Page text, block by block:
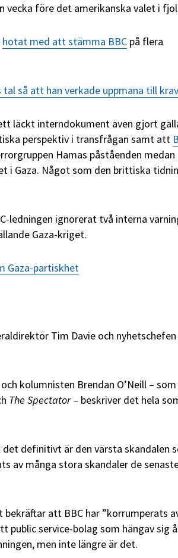
vecka före det amerikanska valet i
hotat med att stämma BBC på flera
så att han verkade uppmana till
läckt interndokument även gjort
perspektiv i transfrågan samt att
Hamas påståenden medan
i Gaza. Något som den brittiska
ledningen ignorerat två interna
Gaza-kriget.
Gaza-partiskhet
Tim Davie och nyhetschefen
kolumnisten Brendan O’Neill – som
The Spectator– beskriver det hela
definitivt är den värsta skandalen
av många stora skandaler de
att BBC har ”korrumperats
public service-bolag som hängav sig
men inte längre är det.